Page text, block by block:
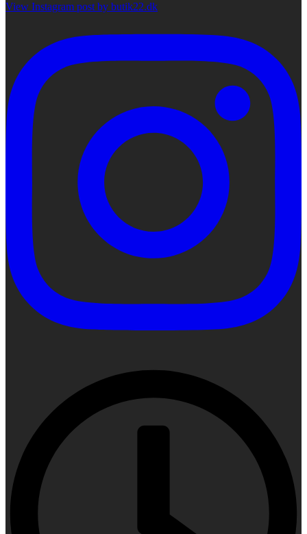
View Instagram post by butik22.dk